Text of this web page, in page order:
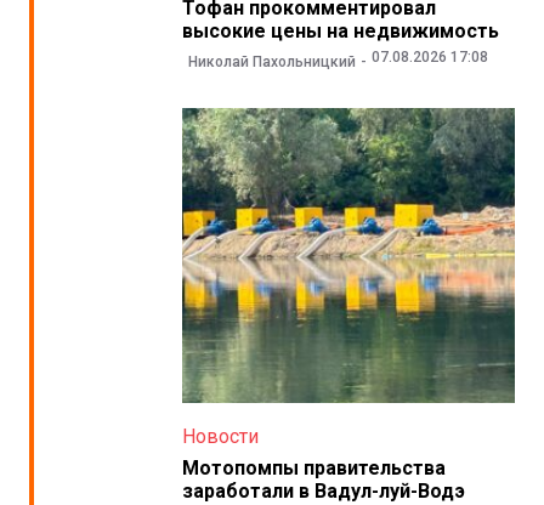
Тофан прокомментировал
высокие цены на недвижимость
Николай Пахольницкий 07.08.2026 17:08
Новости
Мотопомпы правительства
заработали в Вадул-луй-Водэ